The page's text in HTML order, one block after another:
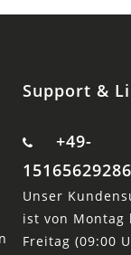
Support &
+49-
15165629286
Unser
ist von Montag
Freitag (09:00